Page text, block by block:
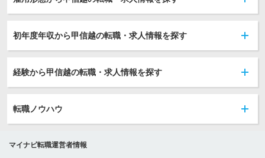
初年度年収から甲信越の転職・求人情報を探す
経験から甲信越の転職・求人情報を探す
転職ノウハウ
マイナビ転職運営者情報